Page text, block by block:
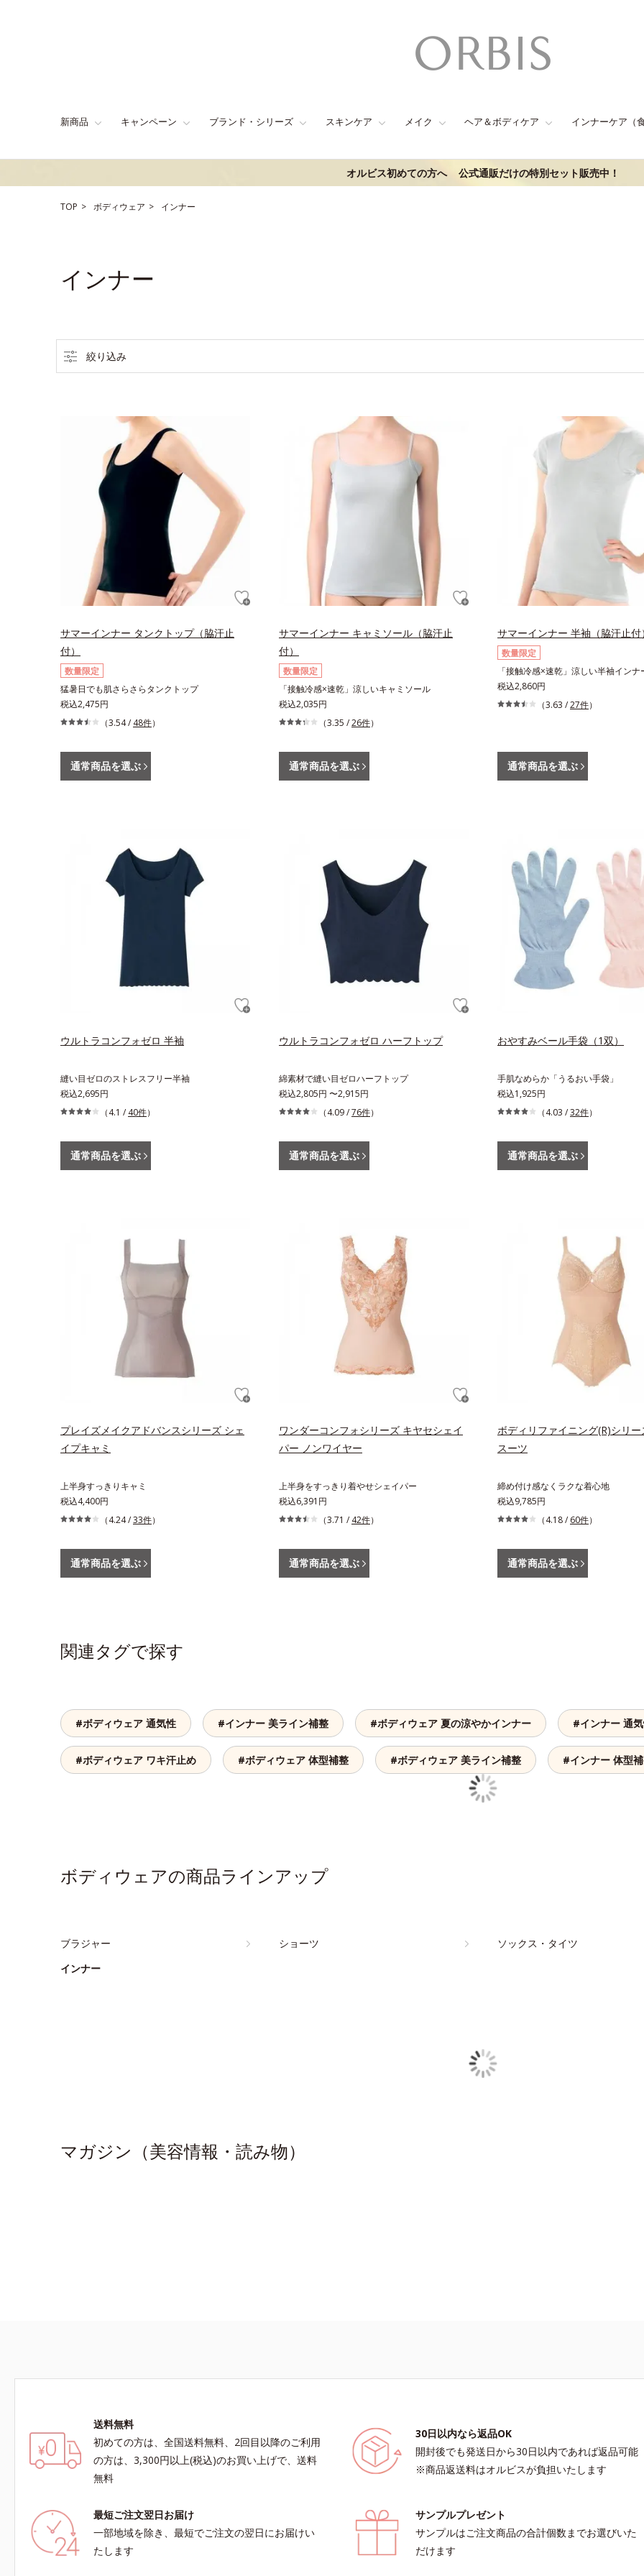
新商品 キャンペーン ブランド・シリーズ スキンケア メイク ヘア＆ボディケア インナーケア（
オルビス初めての方へ 公式通販だけの特別セット販売中！
TOP ボディウェア インナー
インナー
絞り込み
サマーインナー タンクトップ（脇汗止
付）
数量限定
猛暑日でも肌さらさらタンクトップ
税込2,475円
（3.54 / 48件）
通常商品を選ぶ
サマーインナー キャミソール（脇汗止
付）
数量限定
「接触冷感×速乾」涼しいキャミソール
税込2,035円
（3.35 /26件）
通常商品を選ぶ
サマーインナー 半袖（脇汗止付）
数量限定
「接触冷感×速乾」涼しい半袖インナ
税込2,860円
（3.63 /27件）
通常商品を選ぶ
ウルトラコンフォゼロ 半袖
縫い目ゼロのストレスフリー半袖
税込2,695円
（4.1 / 40件）
通常商品を選ぶ
ウルトラコンフォゼロ ハーフトップ
綿素材で縫い目ゼロハーフトップ
税込2,805円 〜2,915円
（4.09 /76件）
通常商品を選ぶ
おやすみベール手袋（1双）
手肌なめらか「うるおい手袋」
税込1,925円
（4.03 /32件）
通常商品を選ぶ
プレイズメイクアドバンスシリーズ シェ
イプキャミ
上半身すっきりキャミ
税込4,400円
（4.24 /33件）
通常商品を選ぶ
ワンダーコンフォシリーズ キヤセシェイ
パー ノンワイヤー
上半身をすっきり着やせシェイパー
税込6,391円
（3.71 / 42件）
通常商品を選ぶ
ボディリファイニング(R)シリー
スーツ
締め付け感なくラクな着心地
税込9,785円
（4.18 / 60件）
通常商品を選ぶ
関連タグで探す
#ボディウェア 通気性 #インナー 美ライン補整 #ボディウェア 夏の涼やかインナー #インナー 通
#ボディウェア ワキ汗止め #ボディウェア 体型補整 #ボディウェア 美ライン補整 #インナー 体型
ボディウェアの商品ラインアップ
ブラジャー ショーツ ソックス・タイツ
インナー
マガジン（美容情報・読み物）
送料無料
初めての方は、全国送料無料、2回目以降のご利用
の方は、3,300円以上(税込)のお買い上げで、送料
無料
30日以内なら返品OK
開封後でも発送日から30日以内であれば返品可能
※商品返送料はオルビスが負担いたします
最短ご注文翌日お届け
一部地域を除き、最短でご注文の翌日にお届けい
たします
サンプルプレゼント
サンプルはご注文商品の合計個数までお選びいた
だけます